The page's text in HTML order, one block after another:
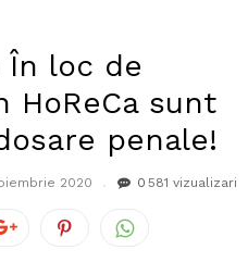
În loc de
HoReCa sunt
penale!
2020 0 581 vizualizari